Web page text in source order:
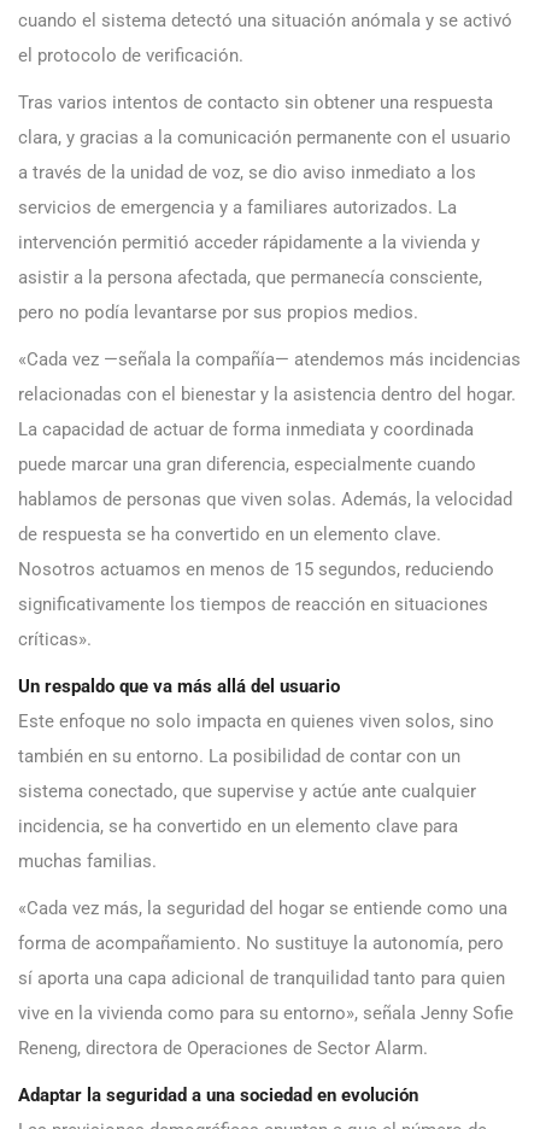
cuando el sistema detectó una situación anómala y se activó
el protocolo de verificación.
Tras varios intentos de contacto sin obtener una respuesta
clara, y gracias a la comunicación permanente con el usuario
a través de la unidad de voz, se dio aviso inmediato a los
servicios de emergencia y a familiares autorizados. La
intervención permitió acceder rápidamente a la vivienda y
asistir a la persona afectada, que permanecía consciente,
pero no podía levantarse por sus propios medios.
«Cada vez —señala la compañía— atendemos más incidencias
relacionadas con el bienestar y la asistencia dentro del hogar.
La capacidad de actuar de forma inmediata y coordinada
puede marcar una gran diferencia, especialmente cuando
hablamos de personas que viven solas. Además, la velocidad
de respuesta se ha convertido en un elemento clave.
Nosotros actuamos en menos de 15 segundos, reduciendo
significativamente los tiempos de reacción en situaciones
críticas».
Un respaldo que va más allá del usuario
Este enfoque no solo impacta en quienes viven solos, sino
también en su entorno. La posibilidad de contar con un
sistema conectado, que supervise y actúe ante cualquier
incidencia, se ha convertido en un elemento clave para
muchas familias.
«Cada vez más, la seguridad del hogar se entiende como una
forma de acompañamiento. No sustituye la autonomía, pero
sí aporta una capa adicional de tranquilidad tanto para quien
vive en la vivienda como para su entorno», señala Jenny Sofie
Reneng, directora de Operaciones de Sector Alarm.
Adaptar la seguridad a una sociedad en evolución